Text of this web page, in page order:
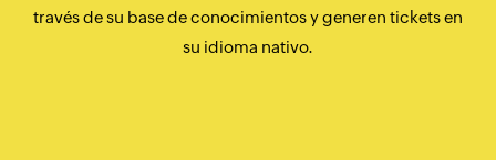
través de su base de conocimientos y generen tickets en
su idioma nativo.